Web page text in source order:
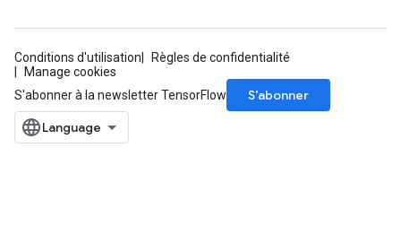
Conditions d'utilisation
Règles de confidentialité
Manage cookies
S'abonner à la newsletter TensorFlow
S’abonner